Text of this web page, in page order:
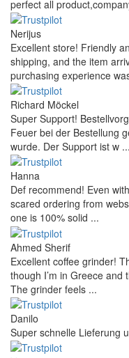
perfect all
Nerijus
Excellent store! Friendly
shipping, and the item
purchasing experience
Richard Möckel
Super Support!
Feuer bei der Bestellung
wurde. Der Support ist w ...
Hanna
Def recommend! Even
scared ordering from
one is 100% solid ...
Ahmed Sherif
Excellent coffee grinder!
though I’m in Greece
The grinder feels ...
Danilo
Super schnelle Lieferung